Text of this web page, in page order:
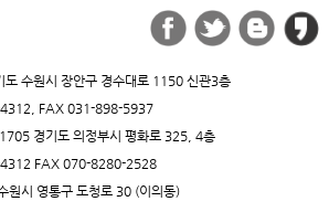
수원시 장안구 경수대로 1150 신관3층
FAX 031-898-5937
경기도 의정부시 평화로 325, 4층
FAX 070-8280-2528
시 영통구 도청로 30 (이의동)